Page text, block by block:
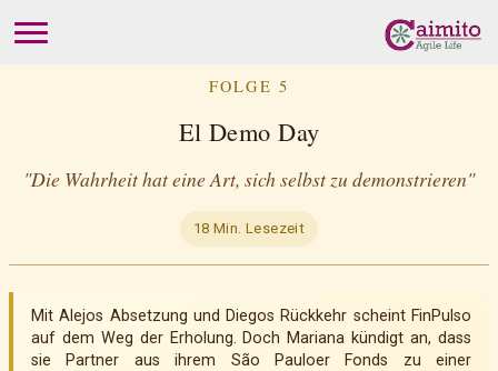
FOLGE 5
El Demo Day
"Die Wahrheit hat eine Art, sich selbst zu demonstrieren"
18 Min. Lesezeit
Mit Alejos Absetzung und Diegos Rückkehr scheint FinPulso
auf dem Weg der Erholung. Doch Mariana kündigt an, dass
sie Partner aus ihrem São Pauloer Fonds zu einer